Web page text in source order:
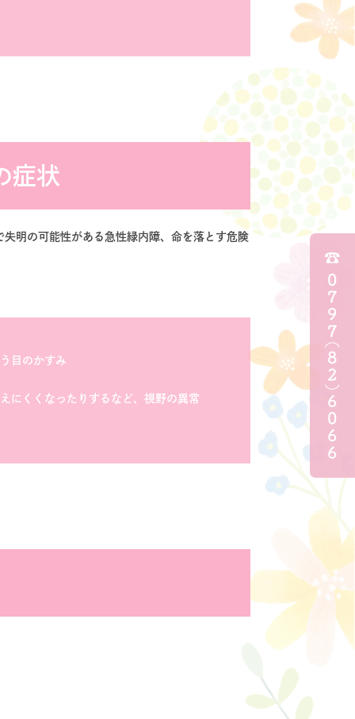
症状
明の可能性がある急性緑内障、命を落とす危険
目のかすみ
にくくなったりするなど、視野の異常